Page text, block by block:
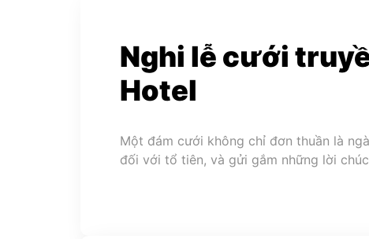
Nghi lễ cưới
Hotel
Một đám cưới không chỉ đơn thuần là
đối với tổ tiên, và gửi gắm những lời